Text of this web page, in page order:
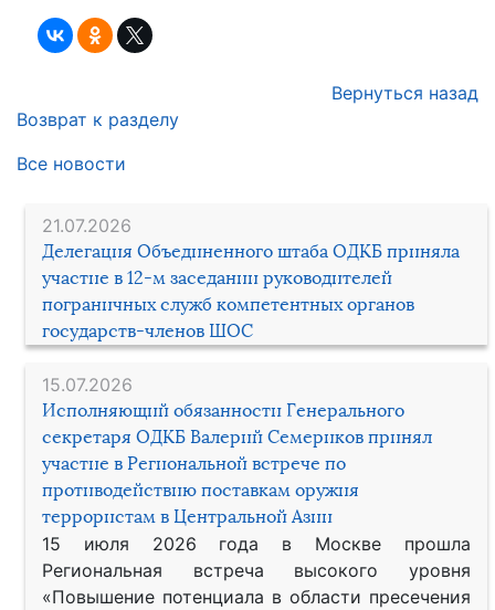
21.07.2026
Делегация Объединенного штаба ОДКБ приняла
участие в 12-м заседании руководителей
пограничных служб компетентных органов
государств-членов ШОС
15.07.2026
Исполняющий обязанности Генерального
секретаря ОДКБ Валерий Семериков принял
участие в Региональной встрече по
противодействию поставкам оружия
террористам в Центральной Азии
15 июля 2026 года в Москве прошла
Региональная встреча высокого уровня
«Повышение потенциала в области пресечения
Вернуться назад
Возврат к разделу
Все новости